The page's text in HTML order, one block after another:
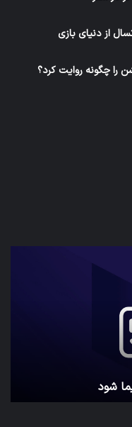
از دنیای بازی
را چگونه روایت کرد؟